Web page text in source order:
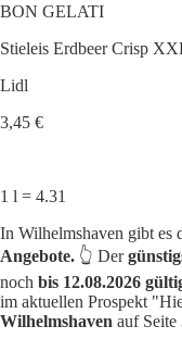
BON GELATI
Stieleis Erdbeer Crisp
Lidl
3,45 €
1 l = 4.31
In Wilhelmshaven gibt es
Angebote. 👆 Der
noch bis 12.08.2026
im aktuellen Prospekt
Wilhelmshaven auf Seite